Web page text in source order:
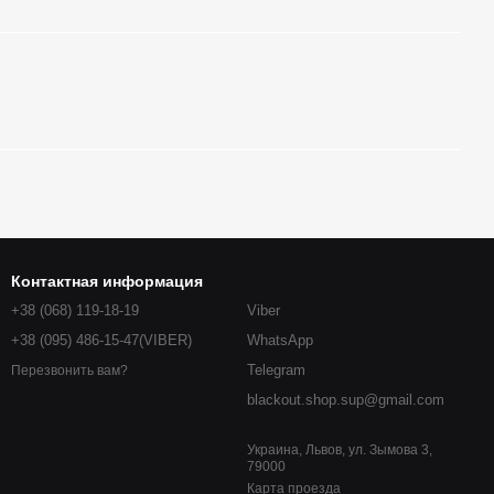
Контактная информация
+38 (068) 119-18-19
+38 (095) 486-15-47(VIBER)
Перезвонить вам?
Viber
WhatsApp
Telegram
blackout.shop.sup@gmail.com
Украина, Львов, ул. Зымова 3,
79000
Карта проезда